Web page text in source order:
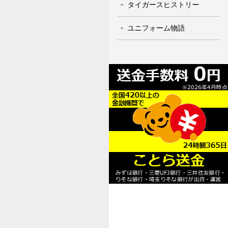
タイガースヒストリー
ユニフォーム物語